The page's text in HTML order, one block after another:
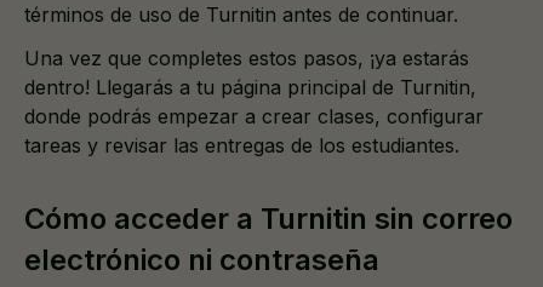
términos de uso de Turnitin antes de continuar.
Una vez que completes estos pasos, ¡ya estarás
dentro! Llegarás a tu página principal de Turnitin,
donde podrás empezar a crear clases, configurar
tareas y revisar las entregas de los estudiantes.
Cómo acceder a Turnitin sin correo
electrónico ni contraseña